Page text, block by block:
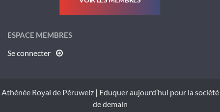
ESPACE MEMBRES
Se connecter
Athénée Royal de Péruwelz| Eduquer aujourd’hui pour la société
de demain